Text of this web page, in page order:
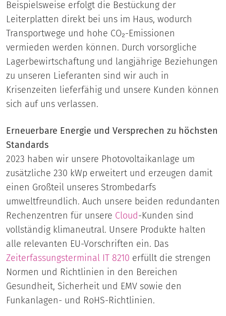
Beispielsweise erfolgt die Bestückung der
Leiterplatten direkt bei uns im Haus, wodurch
Transportwege und hohe CO₂-Emissionen
vermieden werden können. Durch vorsorgliche
Lagerbewirtschaftung und langjährige Beziehungen
zu unseren Lieferanten sind wir auch in
Krisenzeiten lieferfähig und unsere Kunden können
sich auf uns verlassen.
Erneuerbare Energie und Versprechen zu höchsten
Standards
2023 haben wir unsere Photovoltaikanlage um
zusätzliche 230 kWp erweitert und erzeugen damit
einen Großteil unseres Strombedarfs
umweltfreundlich. Auch unsere beiden redundanten
Rechenzentren für unsere Cloud-Kunden sind
vollständig klimaneutral. Unsere Produkte halten
alle relevanten EU-Vorschriften ein. Das
Zeiterfassungsterminal IT 8210 erfüllt die strengen
Normen und Richtlinien in den Bereichen
Gesundheit, Sicherheit und EMV sowie den
Funkanlagen- und RoHS-Richtlinien.